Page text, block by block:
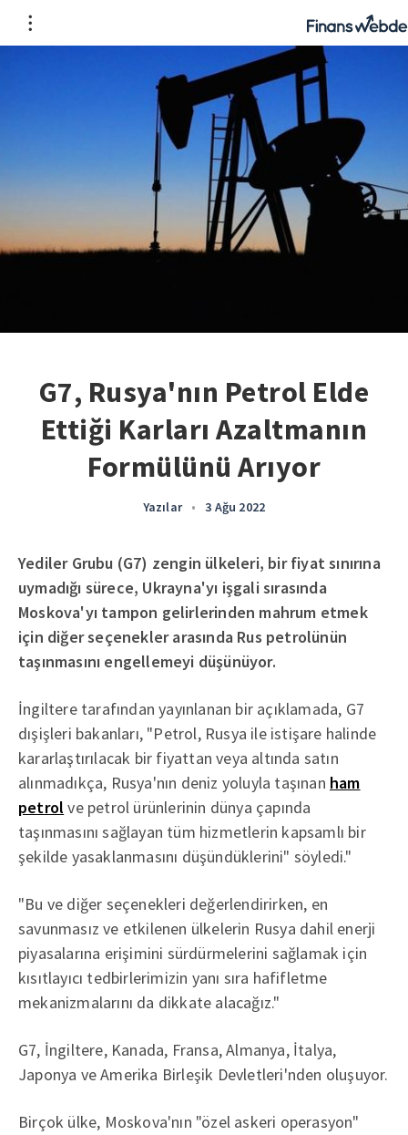
G7, Rusya'nın Petrol Elde
Ettiği Karları Azaltmanın
Formülünü Arıyor
Yazılar • 3 Ağu 2022
Yediler Grubu (G7) zengin ülkeleri, bir fiyat sınırına
uymadığı sürece, Ukrayna'yı işgali sırasında
Moskova'yı tampon gelirlerinden mahrum etmek
için diğer seçenekler arasında Rus petrolünün
taşınmasını engellemeyi düşünüyor.
İngiltere tarafından yayınlanan bir açıklamada, G7
dışişleri bakanları, "Petrol, Rusya ile istişare halinde
kararlaştırılacak bir fiyattan veya altında satın
alınmadıkça, Rusya'nın deniz yoluyla taşınan ham
petrol ve petrol ürünlerinin dünya çapında
taşınmasını sağlayan tüm hizmetlerin kapsamlı bir
şekilde yasaklanmasını düşündüklerini" söyledi."
"Bu ve diğer seçenekleri değerlendirirken, en
savunmasız ve etkilenen ülkelerin Rusya dahil enerji
piyasalarına erişimini sürdürmelerini sağlamak için
kısıtlayıcı tedbirlerimizin yanı sıra hafifletme
mekanizmalarını da dikkate alacağız."
G7, İngiltere, Kanada, Fransa, Almanya, İtalya,
Japonya ve Amerika Birleşik Devletleri'nden oluşuyor.
Birçok ülke, Moskova'nın "özel askeri operasyon"